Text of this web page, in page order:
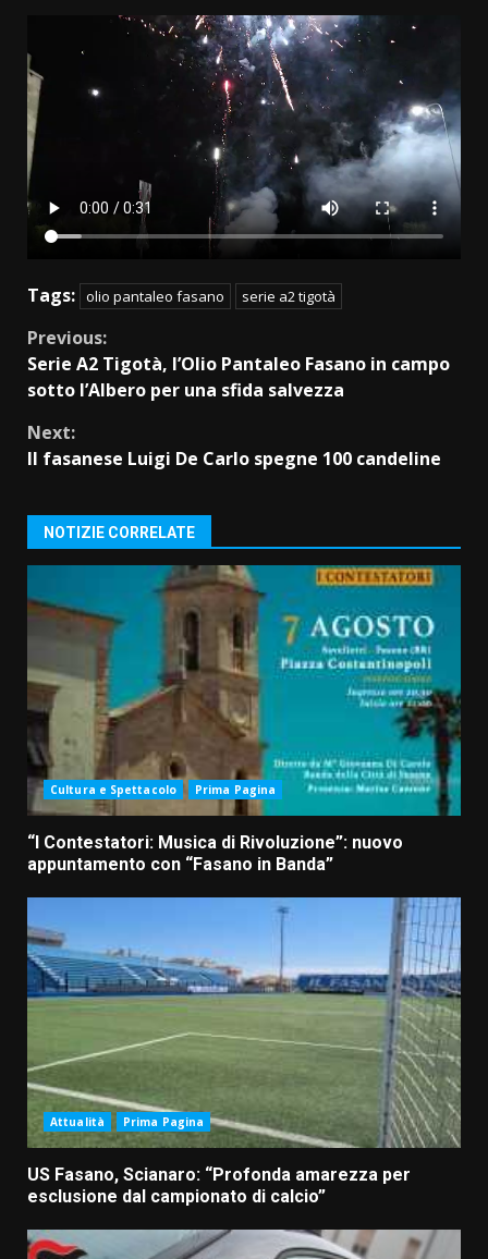
Tags: olio pantaleo fasano serie a2 tigotà
Continue
Reading
Previous:
Serie A2 Tigotà, l’Olio Pantaleo Fasano in campo
sotto l’Albero per una sfida salvezza
Next:
Il fasanese Luigi De Carlo spegne 100 candeline
NOTIZIE CORRELATE
Cultura e Spettacolo Prima Pagina
“I Contestatori: Musica di Rivoluzione”: nuovo
appuntamento con “Fasano in Banda”
Attualità Prima Pagina
US Fasano, Scianaro: “Profonda amarezza per
esclusione dal campionato di calcio”